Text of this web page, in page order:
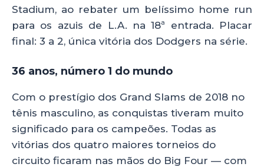
Stadium, ao rebater um belíssimo home run
para os azuis de L.A. na 18ª entrada. Placar
final: 3 a 2, única vitória dos Dodgers na série.
36 anos, número 1 do mundo
Com o prestígio dos Grand Slams de 2018 no
tênis masculino, as conquistas tiveram muito
significado para os campeões. Todas as
vitórias dos quatro maiores torneios do
circuito ficaram nas mãos do Big Four — com